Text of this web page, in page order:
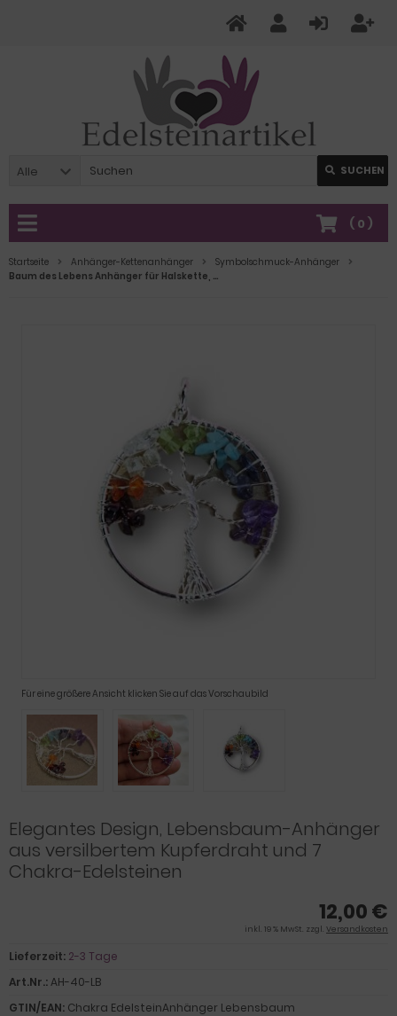
Alle SUCHEN
( 0 )
Startseite Anhänger-Kettenanhänger
Symbolschmuck-Anhänger
Baum des Lebens Anhänger für Halskette, Edelstein Chakra-Anhänger mit Symbolkraft
Für eine größere Ansicht klicken Sie auf das Vorschaubild
Elegantes Design, Lebensbaum-Anhänger
aus versilbertem Kupferdraht und 7
Chakra-Edelsteinen
12,00 €
inkl. 19 % MwSt. zzgl. Versandkosten
Lieferzeit: 2-3 Tage
Art.Nr.:AH-40-LB
GTIN/EAN: Chakra EdelsteinAnhänger Lebensbaum